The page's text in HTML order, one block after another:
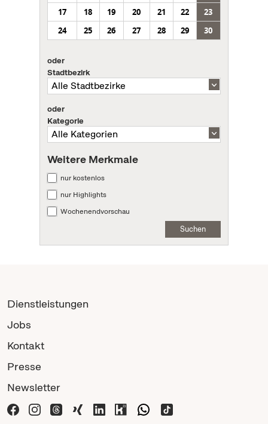
17
18 19 20 21 22
23
24
25 26 27 28 29 30
oder
Stadtbezirk
oder
Kategorie
Weitere Merkmale
nur kostenlos
nur Highlights
Wochenendvorschau
Suchen
Dienstleistungen
Jobs
Kontakt
Presse
Newsletter